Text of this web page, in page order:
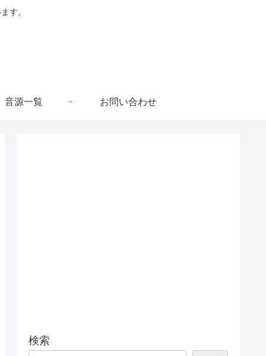
す。
音源一覧 お問い合わせ
検索